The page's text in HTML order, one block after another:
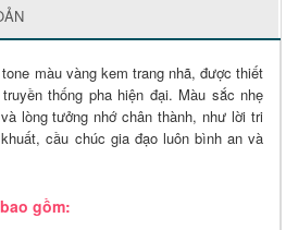
màu vàng kem trang nhã, được thiết
thống pha hiện đại. Màu sắc nhẹ
lòng tưởng nhớ chân thành, như lời tri
cầu chúc gia đạo luôn bình an và
gồm: